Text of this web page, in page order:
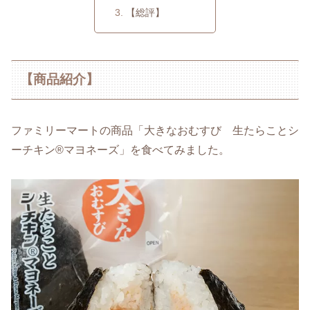
【総評】
【商品紹介】
ファミリーマートの商品「大きなおむすび 生たらことシ
ーチキン®マヨネーズ」を食べてみました。